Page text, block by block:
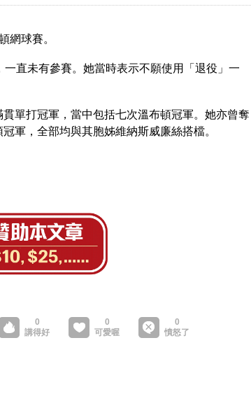
網球賽。
直未有參賽。她當時表示不願使用「退役」一
單打冠軍，當中包括七次溫布頓冠軍。她亦曾奪
軍，全部均與其胞姊維納斯威廉絲搭檔。